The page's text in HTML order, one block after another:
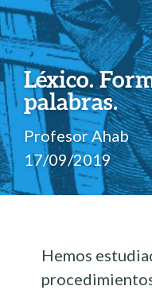
Léxico.
palabras.
Profesor Ahab
17/09/2019
Hemos